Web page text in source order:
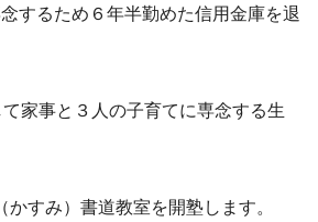
するため６年半勤めた信用金庫を退
家事と３人の子育てに専念する生
すみ）書道教室を開塾します。